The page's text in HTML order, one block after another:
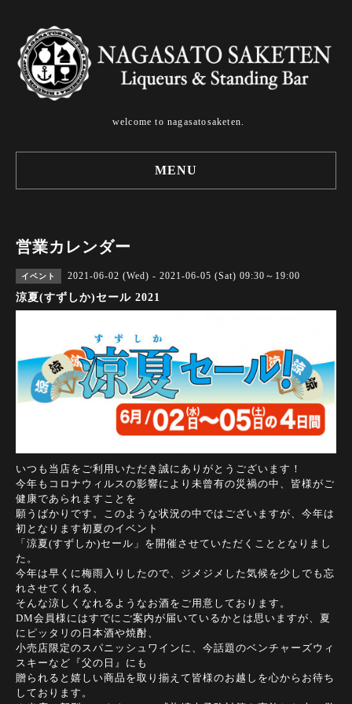
welcome to nagasatosaketen.
MENU
営業カレンダー
イベント 2021-06-02 (Wed) - 2021-06-05 (Sat) 09:30～19:00
涼夏(すずしか)セール 2021
いつも当店をご利用いただき誠にありがとうございます！
今年もコロナウィルスの影響により未曾有の災禍の中、皆様がご
健康であられますことを
願うばかりです。 このような状況の中ではございますが、今年は
初となります初夏のイベント
「涼夏(すずしか)セール」を 開催させていただくこととなりまし
た。
今年は早くに梅雨入りしたので、ジメジメした気候を少しでも忘
れさせてくれる、
そんな涼しくなれるようなお酒を ご用意しております。
DM会員様にはすでにご案内が届いているかとは思いますが、夏
にピッタリの日本酒や焼酎、
小売店限定のスパニッシュワインに、今話題のベンチャーズウィ
スキーなど『父の日』にも
贈られると嬉しい商品を取り揃えて皆様のお越しを心からお待ち
しております。